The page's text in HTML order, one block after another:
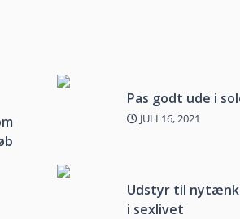
Pas godt ude i
JULI 16, 2021
Udstyr til
i sexlivet